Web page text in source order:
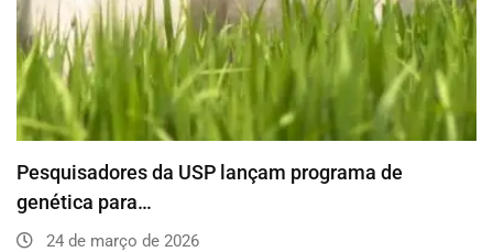
Pesquisadores da USP lançam programa de
genética para…
24 de março de 2026